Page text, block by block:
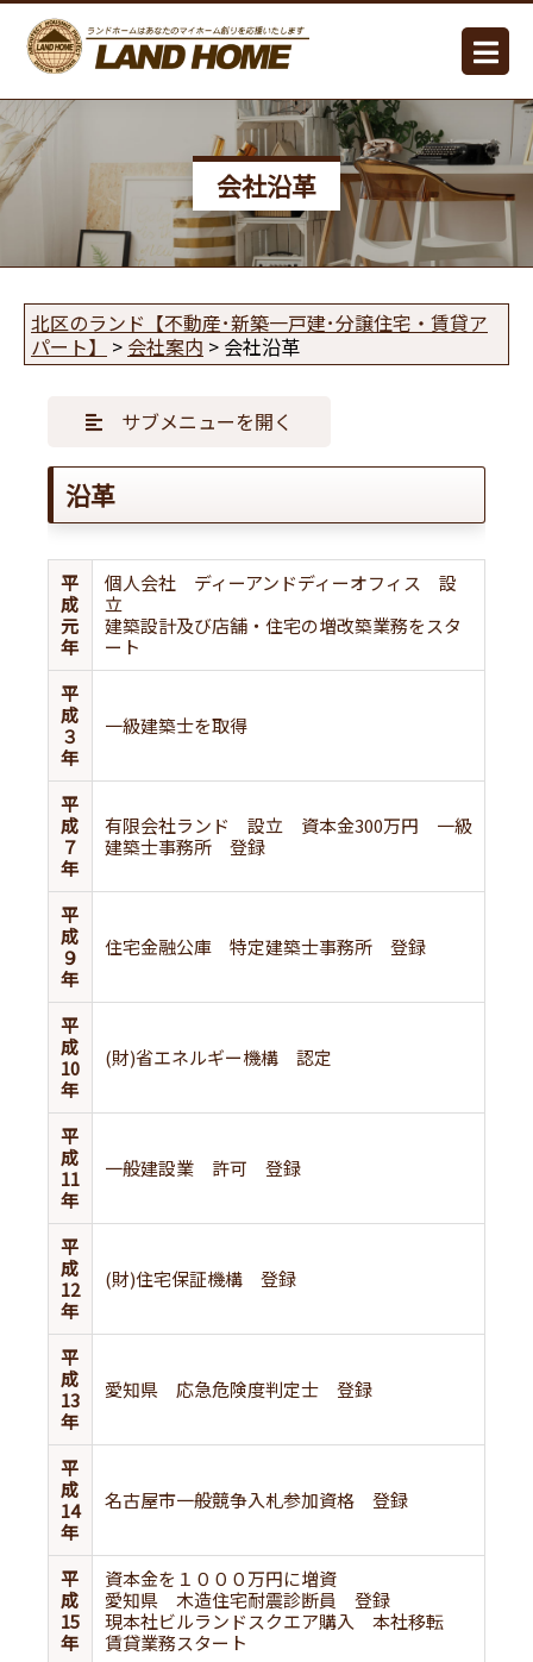
会社沿革
北区のランド【不動産･新築一戸建･分譲住宅・賃貸ア
パート】
> 会社案内 > 会社沿革
サブメニューを開く
沿革
平
成
元
年
個人会社 ディーアンドディーオフィス 設
立
建築設計及び店舗・住宅の増改築業務をスタ
ート
平
成
３
年
一級建築士を取得
平
成
７
年
有限会社ランド 設立 資本金300万円 一級
建築士事務所 登録
平
成
９
年
住宅金融公庫 特定建築士事務所 登録
平
成
10
年
(財)省エネルギー機構 認定
平
成
11
年
一般建設業 許可 登録
平
成
12
年
(財)住宅保証機構 登録
平
成
13
年
愛知県 応急危険度判定士 登録
平
成
14
年
名古屋市一般競争入札参加資格 登録
平
成
15
年
資本金を１０００万円に増資
愛知県 木造住宅耐震診断員 登録
現本社ビルランドスクエア購入 本社移転
賃貸業務スタート